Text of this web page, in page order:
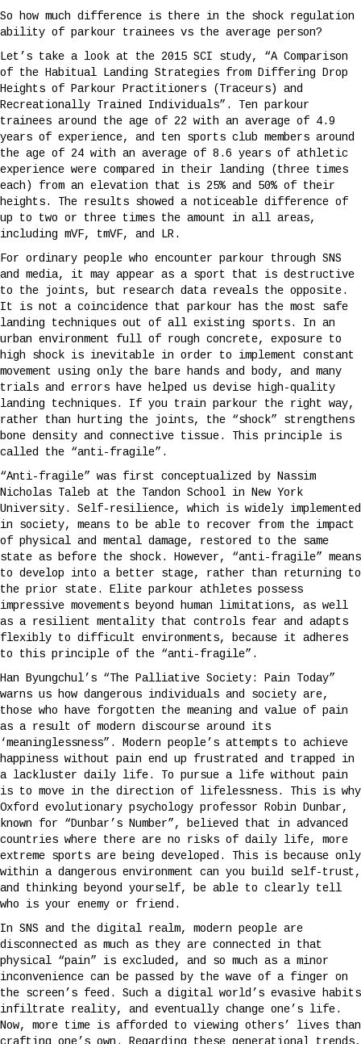
So how much difference is there in the shock regulation
ability of parkour trainees vs the average person?
Let’s take a look at the 2015 SCI study, “A Comparison
of the Habitual Landing Strategies from Differing Drop
Heights of Parkour Practitioners (Traceurs) and
Recreationally Trained Individuals”. Ten parkour
trainees around the age of 22 with an average of 4.9
years of experience, and ten sports club members around
the age of 24 with an average of 8.6 years of athletic
experience were compared in their landing (three times
each) from an elevation that is 25% and 50% of their
heights. The results showed a noticeable difference of
up to two or three times the amount in all areas,
including mVF, tmVF, and LR.
For ordinary people who encounter parkour through SNS
and media, it may appear as a sport that is destructive
to the joints, but research data reveals the opposite.
It is not a coincidence that parkour has the most safe
landing techniques out of all existing sports. In an
urban environment full of rough concrete, exposure to
high shock is inevitable in order to implement constant
movement using only the bare hands and body, and many
trials and errors have helped us devise high-quality
landing techniques. If you train parkour the right way,
rather than hurting the joints, the “shock” strengthens
bone density and connective tissue. This principle is
called the “anti-fragile”.
“Anti-fragile” was first conceptualized by Nassim
Nicholas Taleb at the Tandon School in New York
University. Self-resilience, which is widely implemented
in society, means to be able to recover from the impact
of physical and mental damage, restored to the same
state as before the shock. However, “anti-fragile” means
to develop into a better stage, rather than returning to
the prior state. Elite parkour athletes possess
impressive movements beyond human limitations, as well
as a resilient mentality that controls fear and adapts
flexibly to difficult environments, because it adheres
to this principle of the “anti-fragile”.
Han Byungchul’s “The Palliative Society: Pain Today”
warns us how dangerous individuals and society are,
those who have forgotten the meaning and value of pain
as a result of modern discourse around its
‘meaninglessness”. Modern people’s attempts to achieve
happiness without pain end up frustrated and trapped in
a lackluster daily life. To pursue a life without pain
is to move in the direction of lifelessness. This is why
Oxford evolutionary psychology professor Robin Dunbar,
known for “Dunbar’s Number”, believed that in advanced
countries where there are no risks of daily life, more
extreme sports are being developed. This is because only
within a dangerous environment can you build self-trust,
and thinking beyond yourself, be able to clearly tell
who is your enemy or friend.
In SNS and the digital realm, modern people are
disconnected as much as they are connected in that
physical “pain” is excluded, and so much as a minor
inconvenience can be passed by the wave of a finger on
the screen’s feed. Such a digital world’s evasive habits
infiltrate reality, and eventually change one’s life.
Now, more time is afforded to viewing others’ lives than